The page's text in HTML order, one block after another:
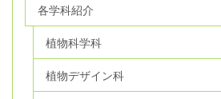
各学科紹介
植物科学科
植物デザイン科